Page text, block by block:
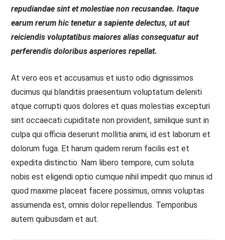
repudiandae sint et molestiae non recusandae. Itaque
earum rerum hic tenetur a sapiente delectus, ut aut
reiciendis voluptatibus maiores alias consequatur aut
perferendis doloribus asperiores repellat.
At vero eos et accusamus et iusto odio dignissimos
ducimus qui blanditiis praesentium voluptatum deleniti
atque corrupti quos dolores et quas molestias excepturi
sint occaecati cupiditate non provident, similique sunt in
culpa qui officia deserunt mollitia animi, id est laborum et
dolorum fuga. Et harum quidem rerum facilis est et
expedita distinctio. Nam libero tempore, cum soluta
nobis est eligendi optio cumque nihil impedit quo minus id
quod maxime placeat facere possimus, omnis voluptas
assumenda est, omnis dolor repellendus. Temporibus
autem quibusdam et aut.